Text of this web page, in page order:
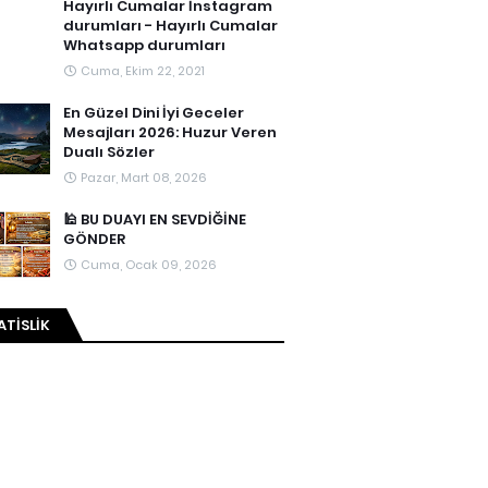
Hayırlı Cumalar İnstagram
durumları - Hayırlı Cumalar
Whatsapp durumları
Cuma, Ekim 22, 2021
En Güzel Dini İyi Geceler
Mesajları 2026: Huzur Veren
Dualı Sözler
Pazar, Mart 08, 2026
🕌 BU DUAYI EN SEVDİĞİNE
GÖNDER
Cuma, Ocak 09, 2026